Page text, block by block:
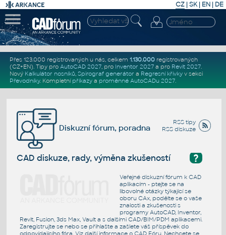
CZ | SK| EN | DE
Přes 123.000 registrovaných u nás, celkem 1.130.000registrovaných
(CZ+EN). Tipy pro AutoCAD 2027, pro Inventor 2027a pro Revit 2027.
Nový Kalkulátor nosníků, Spirograf generátor a Regresní křivkyv sekci
Převodníky. Kompletní příkazya proměnné AutoCADu 2027.
RSS tipy
RSS diskuze
Diskuzní fórum, poradna
?
CAD diskuze, rady, výměna zkušeností
Veřejné diskuzní fórum k CAD
aplikacím - ptejte se na
libovolné otázky týkající se
oboru CAx, podělte se o vaše
znalosti a zkušenosti s
programy AutoCAD, Inventor,
Revit, Fusion, 3ds Max, Vault a s dalšími CAD/BIM/PDM aplikacemi.
Zaregistrujte se nebo se přihlašte a zašlete váš příspěvek do
odpovídajícího fóra. Viz další informace o CAD Fóru. Nechcete se